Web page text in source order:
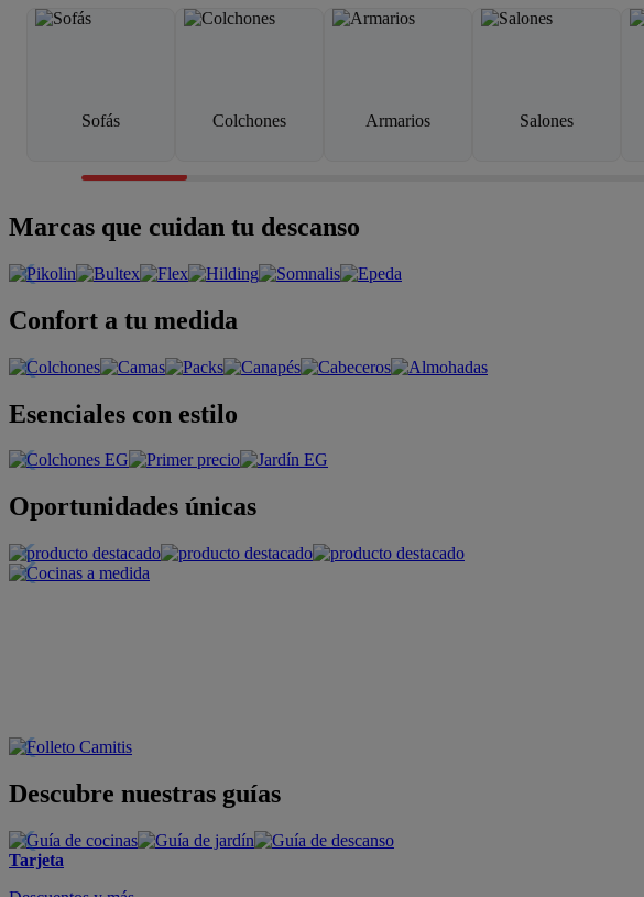
Sofás Colchones Armarios Salones
Marcas que cuidan tu descanso
Confort a tu medida
Esenciales con estilo
Oportunidades únicas
Descubre nuestras guías
Tarjeta